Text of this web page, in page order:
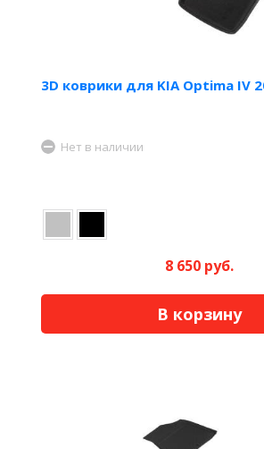
3D коврики для KIA Optima IV
Нет в наличии
8 650 руб.
В корзину